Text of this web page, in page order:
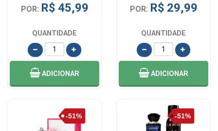
POR: R$ 45,99
QUANTIDADE
ADICIONAR
POR: R$ 29,99
QUANTIDADE
ADICIONAR